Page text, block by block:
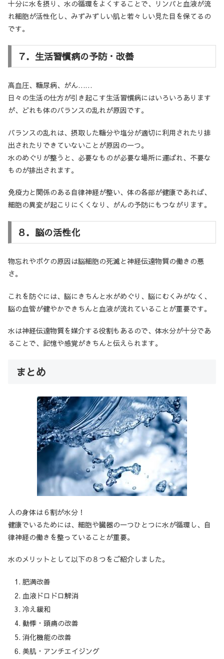
十分に水を摂り、水の循環をよくすることで、リンパと血液が流
れ細胞が活性化し、みずみずしい肌と若々しい見た目を保てるの
です。
７．生活習慣病の予防・改善
高血圧、糖尿病、がん……
日々の生活の仕方が引き起こす生活習慣病にはいろいろあります
が、どれも体のバランスの乱れが原因です。
バランスの乱れは、摂取した糖分や塩分が適切に利用されたり排
出されたりできていないことが原因の一つ。
水のめぐりが整うと、必要なものが必要な場所に運ばれ、不要な
ものが排出されます。
免疫力と関係のある自律神経が整い、体の各部が健康であれば、
細胞の異変が起こりにくくなり、がんの予防にもつながります。
８．脳の活性化
物忘れやボケの原因は脳細胞の死滅と神経伝達物質の働きの悪
さ。
これを防ぐには、脳にきちんと水がめぐり、脳にむくみがなく、
脳の血管が健やかできちんと血液が流れていることが重要です。
水は神経伝達物質を媒介する役割もあるので、体水分が十分であ
ることで、記憶や感覚がきちんと伝えられます。
まとめ
人の身体は６割が水分！
健康でいるためには、細胞や臓器の一つひとつに水が循環し、自
律神経の働きを整っていることが重要。
水のメリットとして以下の８つをご紹介しました。
肥満改善
血液ドロドロ解消
冷え緩和
動悸・頭痛の改善
消化機能の改善
美肌・アンチエイジング